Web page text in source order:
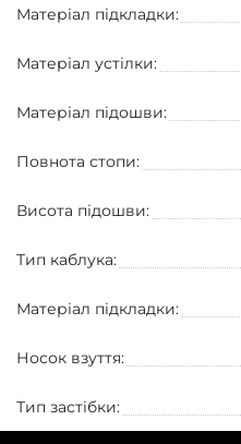
Матеріал підкладки:
Матеріал устілки:
Матеріал підошви:
Повнота стопи:
Висота підошви:
Тип каблука:
Матеріал підкладки:
Носок взуття:
Тип застібки: